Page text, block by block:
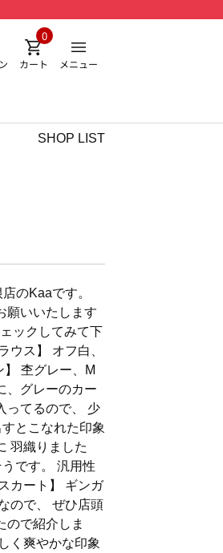
カート
0
メニュー
SHOP LIST
のKaaです。
願いいたします
ックしてみて下
ス】 オフ白、
杢グレー、M
、グレーのカー
ってるので、 少
とこなれた印象
羽織りました
です。 汎用性
カート】 ギンガ
ので、 ぜひ店頭
で紹介しま
く爽やかな印象